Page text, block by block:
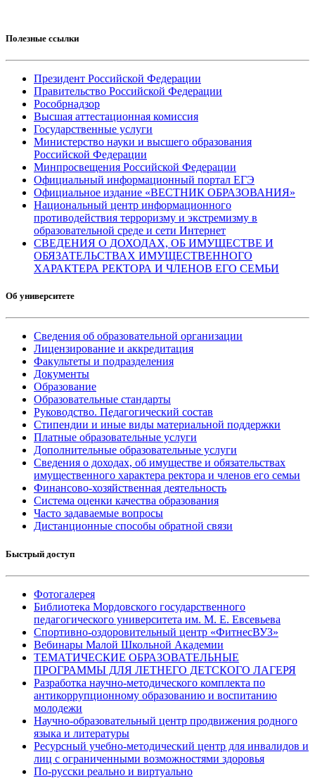
Полезные ссылки
Президент Российской Федерации
Правительство Российской Федерации
Рособрнадзор
Высшая аттестационная комиссия
Государственные услуги
Министерство науки и высшего образования
Российской Федерации
Минпросвещения Российской Федерации
Официальный информационный портал ЕГЭ
Официальное издание «ВЕСТНИК ОБРАЗОВАНИЯ»
Национальный центр информационного
противодействия терроризму и экстремизму в
образовательной среде и сети Интернет
СВЕДЕНИЯ О ДОХОДАХ, ОБ ИМУЩЕСТВЕ И
ОБЯЗАТЕЛЬСТВАХ ИМУЩЕСТВЕННОГО
ХАРАКТЕРА РЕКТОРА И ЧЛЕНОВ ЕГО СЕМЬИ
Об университете
Сведения об образовательной организации
Лицензирование и аккредитация
Факультеты и подразделения
Документы
Образование
Образовательные стандарты
Руководство. Педагогический состав
Стипендии и иные виды материальной поддержки
Платные образовательные услуги
Дополнительные образовательные услуги
Сведения о доходах, об имуществе и обязательствах
имущественного характера ректора и членов его семьи
Финансово-хозяйственная деятельность
Система оценки качества образования
Часто задаваемые вопросы
Дистанционные способы обратной связи
Быстрый доступ
Фотогалерея
Библиотека Мордовского государственного
педагогического университета им. М. Е. Евсевьева
Спортивно-оздоровительный центр «ФитнесВУЗ»
Вебинары Малой Школьной Академии
ТЕМАТИЧЕСКИЕ ОБРАЗОВАТЕЛЬНЫЕ
ПРОГРАММЫ ДЛЯ ЛЕТНЕГО ДЕТСКОГО ЛАГЕРЯ
Разработка научно-методического комплекта по
антикоррупционному образованию и воспитанию
молодежи
Научно-образовательный центр продвижения родного
языка и литературы
Ресурсный учебно-методический центр для инвалидов и
лиц с ограниченными возможностями здоровья
По-русски реально и виртуально